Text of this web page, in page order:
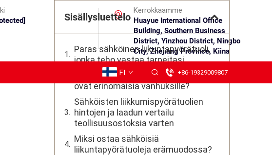
Kerrokkaamme
Huayue International Office
Building, Southern Business
District, Yinzhou District, Ningbo
City, Zhejiang Province, Kiina
FI +86-19329009807
Sisällysluettelo
Paras sähköinen liikuntapyörätuoli,
jonka teho vastaa tarpeitasi
Miksi sähköiset liikuntapyörätuolit
ovat erinomaisia vanhuksille?
Sähköisten liikkumispyörätuolien
hintojen ja laadun vertailu
teollisuusostoksia varten
Miksi ostaa sähköisiä
liikuntapyörätuoleja erämuodossa?